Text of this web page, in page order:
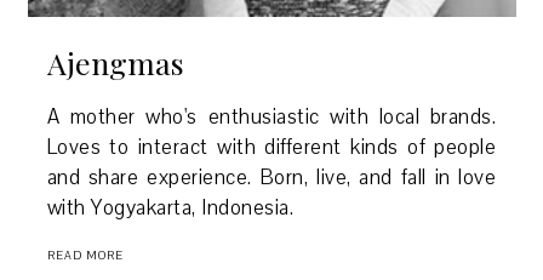
Ajengmas
A mother who's enthusiastic with local brands.
Loves to interact with different kinds of people
and share experience. Born, live, and fall in love
with Yogyakarta, Indonesia.
READ MORE